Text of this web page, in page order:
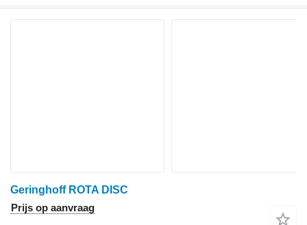
Geringhoff ROTA DISC
Prijs op aanvraag